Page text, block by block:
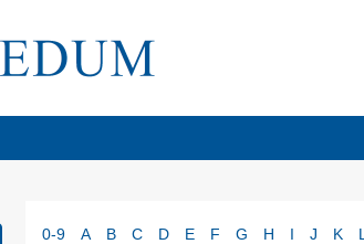
0-9 A B C D E F G H I J K L